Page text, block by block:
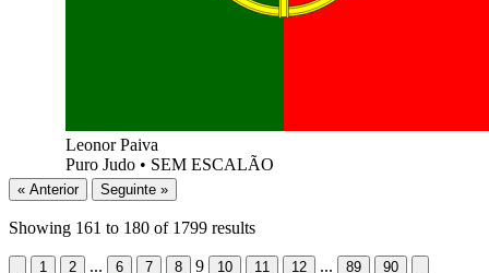
Leonor Paiva
Puro Judo • SEM ESCALÃO
« Anterior Seguinte »
Showing 161 to 180 of 1799 results
1 2 ... 6 7 8 9 10 11 12 ... 89 90